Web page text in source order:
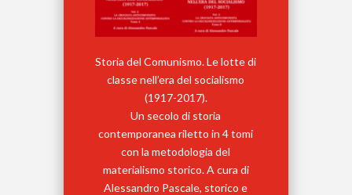
Storia del Comunismo. Le lotte di
classe nell’era del socialismo
(1917-2017).
Un secolo di storia
contemporanea riletto in 4 tomi
con la metodologia del
materialismo storico. A cura di
Alessandro Pascale, storico e